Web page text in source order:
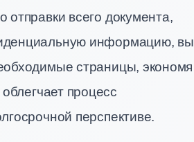
всего документа,
информацию, вы
страницы, экономя
процесс
перспективе.